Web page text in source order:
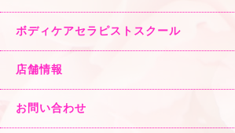
ボディケアセラピストスクール
店舗情報
お問い合わせ